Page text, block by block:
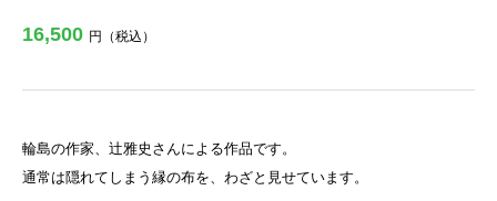
16,500 円（税込）
輪島の作家、辻雅史さんによる作品です。
通常は隠れてしまう縁の布を、わざと見せています。